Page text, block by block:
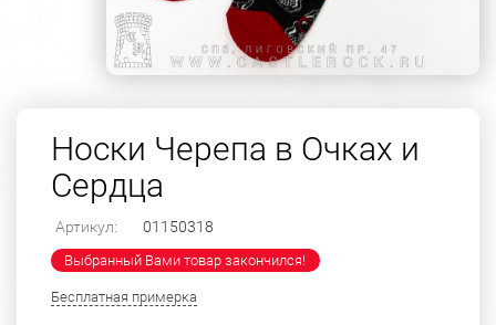
Носки Черепа в Очках и
Сердца
Артикул: 01150318
Выбранный Вами товар закончился!
Бесплатная примерка